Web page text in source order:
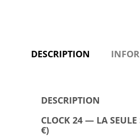
DESCRIPTION
DESCRIPTION
CLOCK 24 — LA
€)